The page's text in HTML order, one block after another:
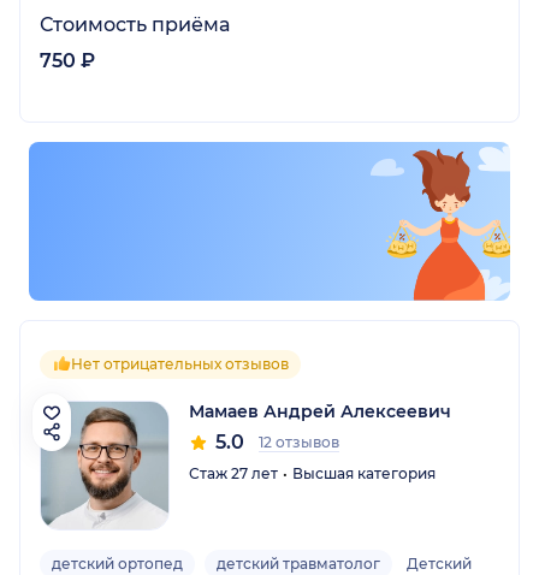
Стоимость приёма
750 ₽
Нет отрицательных отзывов
Мамаев Андрей Алексеевич
5.0
12 отзывов
Стаж 27 лет
Высшая категория
детский ортопед детский травматолог Детский